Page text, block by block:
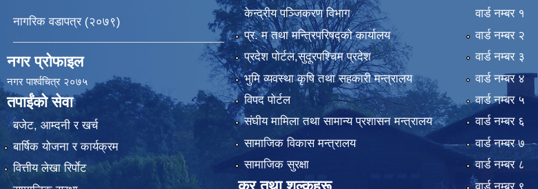
नागरिक वडापत्र (२०७९)
नगर प्रोफाइल
नगर पार्श्वचित्र २०७५
तपाईंको सेवा
बजेट, आम्दनी र खर्च
बार्षिक योजना र कार्यक्रम
वित्तीय लेखा रिर्पाेट
केन्द्रीय पञ्जिकरण विभाग
प्र. म तथा मन्त्रिपरिषद्को कार्यालय
प्रदेश पाेर्टल,सुदूरपश्चिम प्रदेश
भुमि व्यवस्था कृषि तथा सहकारी मन्त्रालय
विपद पोर्टल
संघीय मामिला तथा सामान्य प्रशासन मन्त्रालय
सामाजिक विकास मन्त्रालय
सामाजिक सुरक्षा
वार्ड न‌म्बर १
वार्ड न‌म्बर २
वार्ड न‌म्बर ३
वार्ड न‌म्बर ४
वार्ड न‌म्बर ५
वार्ड न‌म्बर ६
वार्ड न‌म्बर ७
वार्ड न‌म्बर ८
वार्ड न‌म्बर ९